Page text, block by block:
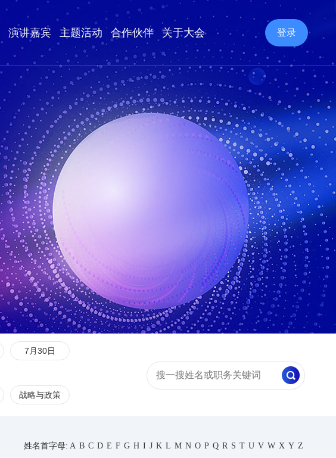
演讲嘉宾 主题活动 合作伙伴 关于大会 登录
7月30日
战略与政策
姓名首字母: A B C D E F G H I J K L M N O P Q R S T U V W X Y Z